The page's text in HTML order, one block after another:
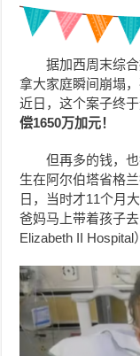
据加西周末综
拿大家庭瞬间崩塌
近日，这个案子终
偿1650万加元！
但再多的钱，
生在阿尔伯塔省格
日，当时才11个月
爸妈马上带着孩子
Elizabeth II Hospital